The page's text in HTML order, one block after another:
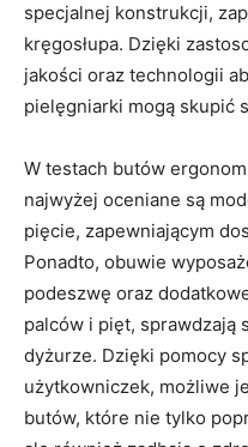
specjalnej konstrukcji,
kręgosłupa. Dzięki
jakości oraz ‌technologii
pielęgniarki mogą skupić
W testach butów
najwyżej oceniane są
pięcie, zapewniającym
Ponadto, obuwie
podeszwę oraz
palców i pięt, sprawdzają
dyżurze. ​Dzięki pomocy
użytkowniczek, możliwe
butów, które nie tylko